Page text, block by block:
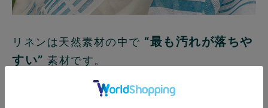
リネンは天然素材の中で “最も汚れが落ちや
すい” 素材です。
さらに濡れると強度が増す特徴があるので、
気を使わずに洗濯して大丈夫。